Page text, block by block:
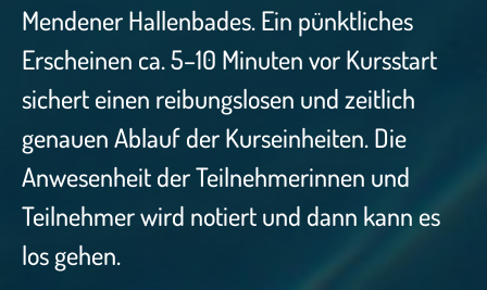
Mendener Hallenbades. Ein pünktliches
Erscheinen ca. 5–10 Minuten vor Kursstart
sichert einen reibungslosen und zeitlich
genauen Ablauf der Kurseinheiten. Die
Anwesenheit der Teilnehmerinnen und
Teilnehmer wird notiert und dann kann es
los gehen.